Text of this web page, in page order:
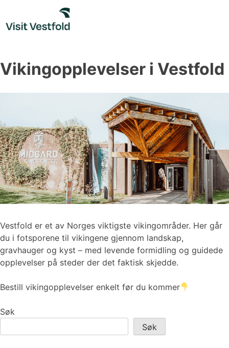
content
Vikingopplevelser i Vestfold
Vestfold er et av Norges viktigste vikingområder. Her går
du i fotsporene til vikingene gjennom landskap,
gravhauger og kyst – med levende formidling og guidede
opplevelser på steder der det faktisk skjedde.
Bestill vikingopplevelser enkelt før du kommer
Søk
Søk